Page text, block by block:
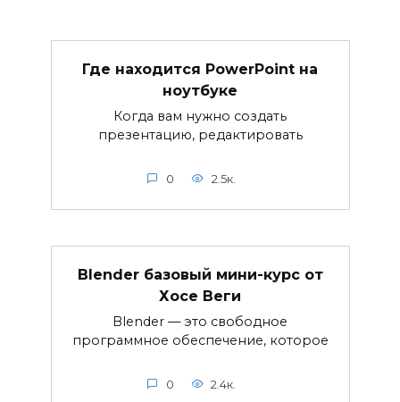
Где находится PowerPoint на
ноутбуке
Когда вам нужно создать
презентацию, редактировать
0 2.5к.
Blender базовый мини-курс от
Хосе Веги
Blender — это свободное
программное обеспечение, которое
0 2.4к.